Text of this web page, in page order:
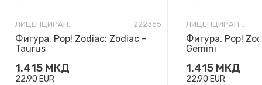
ЛИЦЕНЦИРАНИ ФИГУРИ И СЕТОВИ 222365
Фигура, Pop! Zodiac: Zodiac -
Taurus
1.415 МКД
22,90 EUR
ЛИЦЕНЦИРАНИ ФИГУРИ И СЕТОВИ
Фигура, Pop!
Gemini
1.415 МКД
22,90 EUR